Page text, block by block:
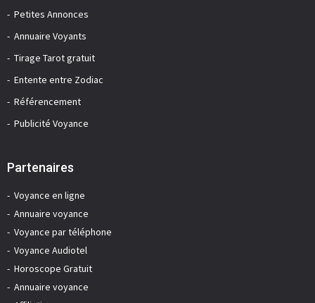
Petites Annonces
Annuaire Voyants
Tirage Tarot gratuit
Entente entre Zodiac
Référencement
Publicité Voyance
Partenaires
Voyance en ligne
Annuaire voyance
Voyance par téléphone
Voyance Audiotel
Horoscope Gratuit
Annuaire voyance